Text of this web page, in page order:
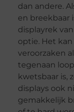
dan andere.
en breekbaar
displayrek
optie. Het
veroorzaken
tegenaan
kwetsbaar is,
displays ook
gemakkelijk